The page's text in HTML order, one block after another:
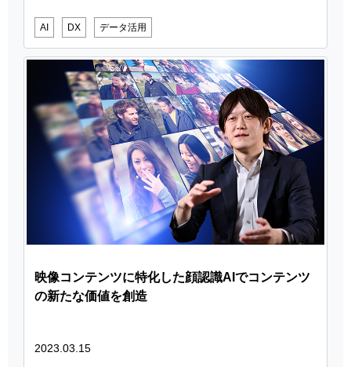
AI DX データ活用
映像コンテンツに特化した顔認識AIでコンテンツ
の新たな価値を創造
2023.03.15